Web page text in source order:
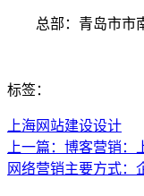
总部：青岛市市南
标签：
上海网站建设设计
上一篇：博客营销：
网络营销主要方式：